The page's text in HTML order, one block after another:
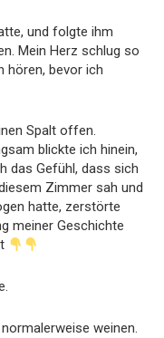
und folgte ihm
Mein Herz schlug so
hören, bevor ich
Spalt offen.
blickte ich hinein,
das Gefühl, dass sich
Zimmer sah und
hatte, zerstörte
meiner Geschichte
weinen.